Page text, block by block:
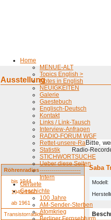
Home
MENUE-ALT
Topics English >
Notes in English
NEUIGKEITEN
Galerie
Gaestebuch
Englisch-Deutsch
Kontakt
Links / Link-Tausch
Interview-Anfragen
RADIO-FORUM WGF
Rettet-unsere-Radios
Statistik
STICHWORTSUCHE
Ueber diese Seiten
---------------------
Intern
Geraete
Geschichte
100 Jahre
AM-Sender-Sterben
Atomkrieg
Berliner Fernsehturm
Ausstellung
Bitte,
Radio-
Röhrenradios
bis 1944
1945-1960
ab 1961
Transistorradios
Saba
Modell: